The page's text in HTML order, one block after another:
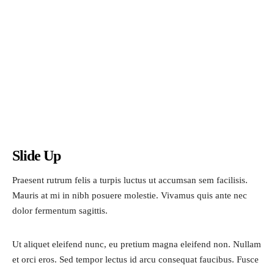
Slide Up
Praesent rutrum felis a turpis luctus ut accumsan sem facilisis.
Mauris at mi in nibh posuere molestie. Vivamus quis ante nec
dolor fermentum sagittis.
Ut aliquet eleifend nunc, eu pretium magna eleifend non. Nullam
et orci eros. Sed tempor lectus id arcu consequat faucibus. Fusce